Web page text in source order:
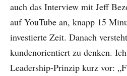
auch das Interview mit Jeff
auf YouTube an, knapp 15
investierte Zeit. Danach
kundenorientiert zu denken.
Leadership-Prinzip kurz vor: